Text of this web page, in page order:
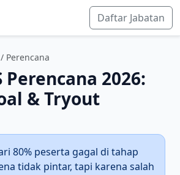
Daftar Jabatan
/ Perencana
Perencana 2026:
& Tryout
80% peserta gagal di tahap
tidak pintar, tapi karena salah